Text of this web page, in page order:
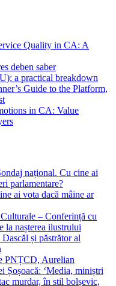
Quality in CA: A
deben saber
a practical breakdown
Guide to the Platform,
in CA: Value
național. Cu cine ai
parlamentare?
ai vota dacă mâine ar
– Conferință cu
la nașterea ilustrului
și păstrător al
PNȚCD, Aurelian
Șoșoacă: ‘Media, miniștri
murdar, în stil bolșevic,